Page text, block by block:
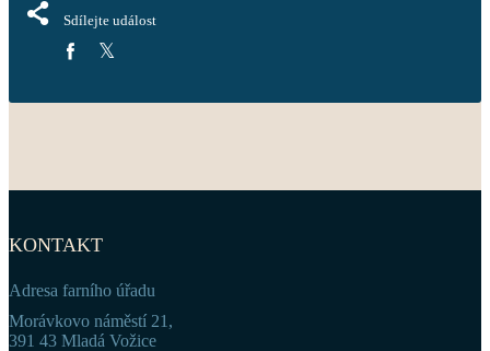
Sdílejte událost
KONTAKT
Adresa farního úřadu
Morávkovo náměstí 21,
391 43 Mladá Vožice